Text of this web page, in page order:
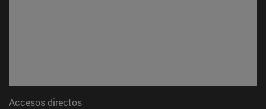
Accesos directos